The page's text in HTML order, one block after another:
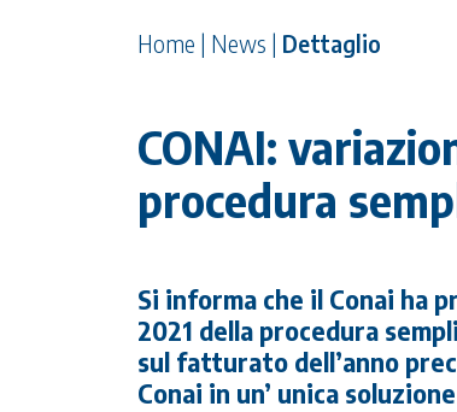
Home | News | Dettaglio
CONAI:
procedura
Si informa che il Conai ha
2021 della procedura
sul fatturato dell’anno
Conai in un’ unica soluzione